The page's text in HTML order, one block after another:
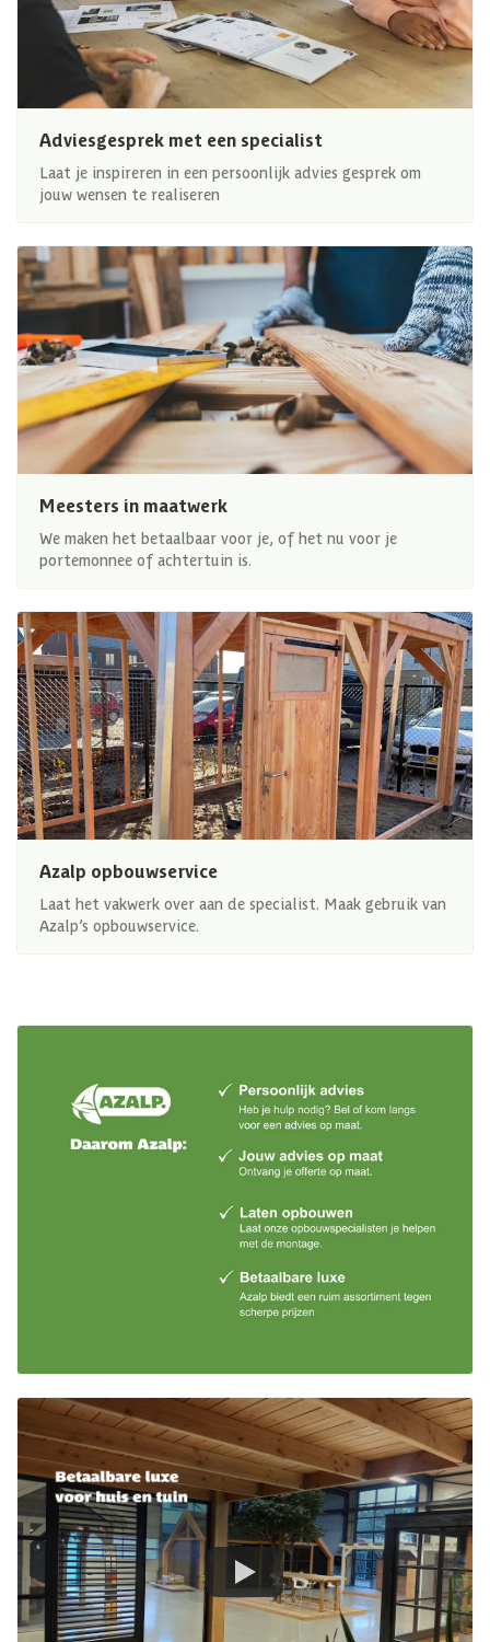
Adviesgesprek met een specialist
Laat je inspireren in een persoonlijk advies gesprek om
jouw wensen te realiseren
Meesters in maatwerk
We maken het betaalbaar voor je, of het nu voor je
portemonnee of achtertuin is.
Azalp opbouwservice
Laat het vakwerk over aan de specialist. Maak gebruik van
Azalp’s opbouwservice.